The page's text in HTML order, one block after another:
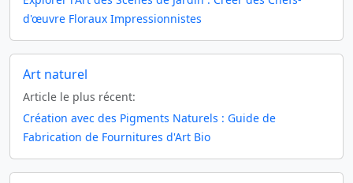
d'œuvre Floraux Impressionnistes
Art naturel
Article le plus récent:
Création avec des Pigments Naturels : Guide de
Fabrication de Fournitures d'Art Bio